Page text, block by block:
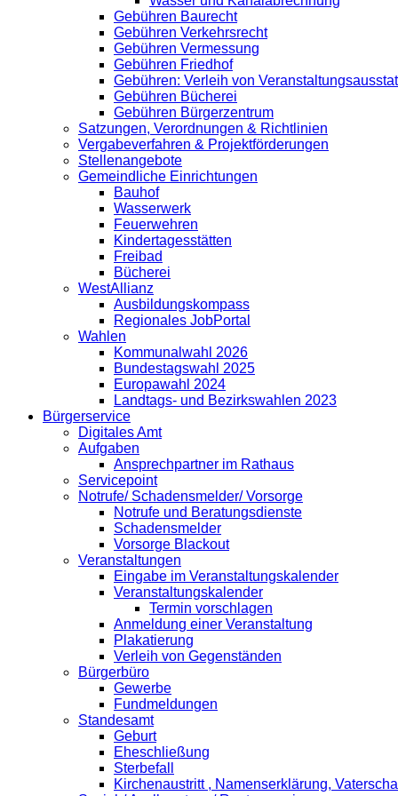
Gebühren Baurecht
Gebühren Verkehrsrecht
Gebühren Vermessung
Gebühren Friedhof
Gebühren: Verleih von
Gebühren Bücherei
Gebühren Bürgerzentrum
Satzungen, Verordnungen & Richtlinien
Vergabeverfahren & Projektförderungen
Stellenangebote
Gemeindliche Einrichtungen
Bauhof
Wasserwerk
Feuerwehren
Kindertagesstätten
Freibad
Bücherei
WestAllianz
Ausbildungskompass
Regionales JobPortal
Wahlen
Kommunalwahl 2026
Bundestagswahl 2025
Europawahl 2024
Landtags- und Bezirkswahlen 2023
Bürgerservice
Digitales Amt
Aufgaben
Ansprechpartner im Rathaus
Servicepoint
Notrufe/ Schadensmelder/ Vorsorge
Notrufe und Beratungsdienste
Schadensmelder
Vorsorge Blackout
Veranstaltungen
Eingabe im Veranstaltungskalender
Veranstaltungskalender
Termin vorschlagen
Anmeldung einer Veranstaltung
Plakatierung
Verleih von Gegenständen
Bürgerbüro
Gewerbe
Fundmeldungen
Standesamt
Geburt
Eheschließung
Sterbefall
Kirchenaustritt , Namenserklärung,